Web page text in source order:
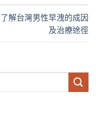
解台灣男性早洩的成因
及治療途徑